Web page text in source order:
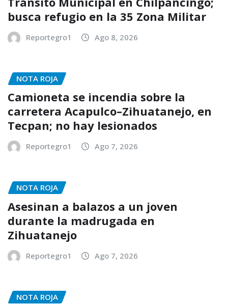
busca refugio en la 35 Zona Militar
Reportegro1 Ago 8, 2026
NOTA ROJA
Camioneta se incendia sobre la
carretera Acapulco–Zihuatanejo, en
Tecpan; no hay lesionados
Reportegro1 Ago 7, 2026
NOTA ROJA
Asesinan a balazos a un joven
durante la madrugada en
Zihuatanejo
Reportegro1 Ago 7, 2026
NOTA ROJA